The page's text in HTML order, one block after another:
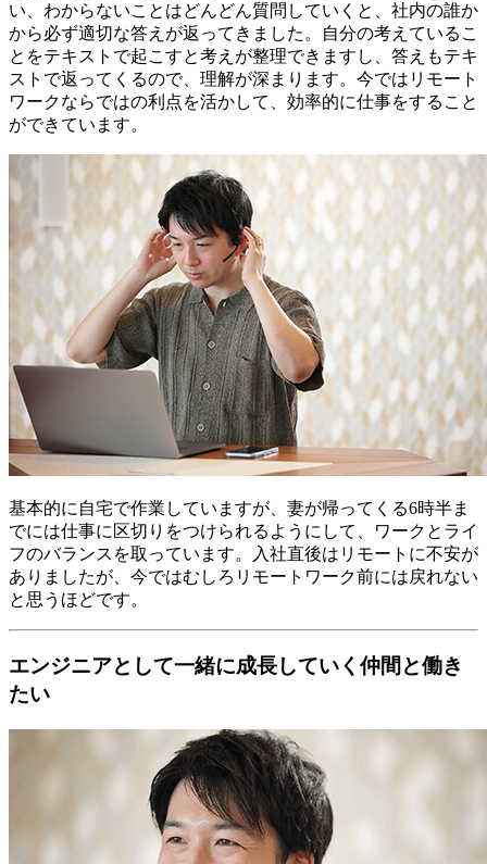
い、わからないことはどんどん質問していくと、社内の誰か
から必ず適切な答えが返ってきました。自分の考えているこ
とをテキストで起こすと考えが整理できますし、答えもテキ
ストで返ってくるので、理解が深まります。今ではリモート
ワークならではの利点を活かして、効率的に仕事をすること
ができています。
基本的に自宅で作業していますが、妻が帰ってくる6時半ま
でには仕事に区切りをつけられるようにして、ワークとライ
フのバランスを取っています。入社直後はリモートに不安が
ありましたが、今ではむしろリモートワーク前には戻れない
と思うほどです。
エンジニアとして一緒に成長していく仲間と働き
たい